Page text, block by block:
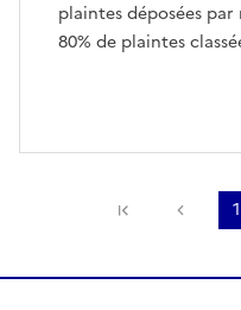
plaintes déposées par
80% de plaintes
Première 1